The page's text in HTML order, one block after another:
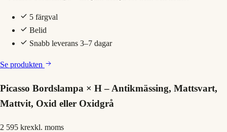
5 färgval
Belid
Snabb leverans 3–7 dagar
Se produkten
Picasso Bordslampa × H – Antikmässing, Mattsvart,
Mattvit, Oxid eller Oxidgrå
2 595 krexkl. moms